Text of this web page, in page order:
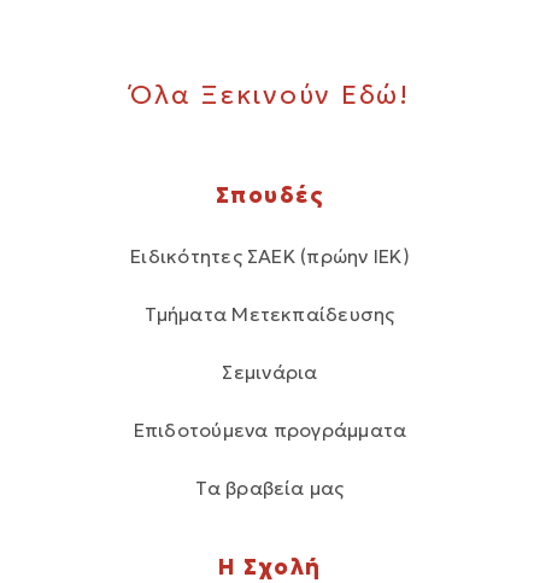
Όλα Ξεκινούν Εδώ!
Σπουδές
Ειδικότητες ΣΑΕΚ (πρώην ΙΕΚ)
Τμήματα Μετεκπαίδευσης
Σεμινάρια
Επιδοτούμενα προγράμματα
Τα βραβεία μας
Η Σχολή